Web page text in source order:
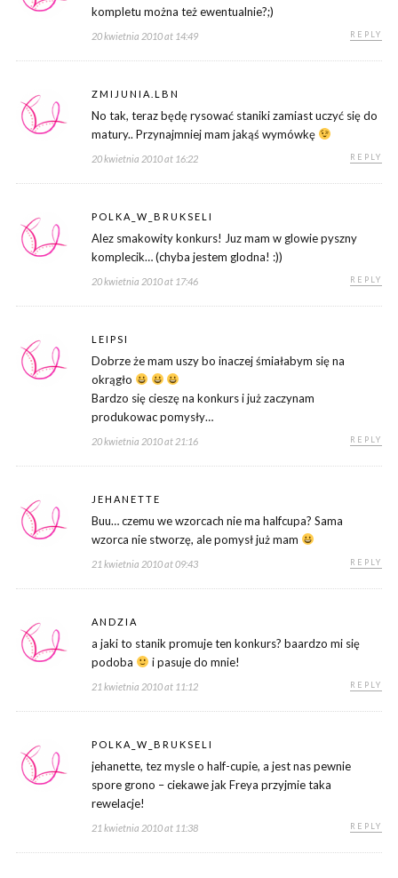
kompletu można też ewentualnie?;)
20 kwietnia 2010 at 14:49 REPLY
ZMIJUNIA.LBN
No tak, teraz będę rysować staniki zamiast uczyć się do
matury.. Przynajmniej mam jakąś wymówkę
20 kwietnia 2010 at 16:22 REPLY
POLKA_W_BRUKSELI
Alez smakowity konkurs! Juz mam w glowie pyszny
komplecik… (chyba jestem glodna! :))
20 kwietnia 2010 at 17:46 REPLY
LEIPSI
Dobrze że mam uszy bo inaczej śmiałabym się na
okrągło
Bardzo się cieszę na konkurs i już zaczynam
produkowac pomysły…
20 kwietnia 2010 at 21:16 REPLY
JEHANETTE
Buu… czemu we wzorcach nie ma halfcupa? Sama
wzorca nie stworzę, ale pomysł już mam
21 kwietnia 2010 at 09:43 REPLY
ANDZIA
a jaki to stanik promuje ten konkurs? baardzo mi się
podoba
i pasuje do mnie!
21 kwietnia 2010 at 11:12 REPLY
POLKA_W_BRUKSELI
jehanette, tez mysle o half-cupie, a jest nas pewnie
spore grono – ciekawe jak Freya przyjmie taka
rewelacje!
21 kwietnia 2010 at 11:38 REPLY